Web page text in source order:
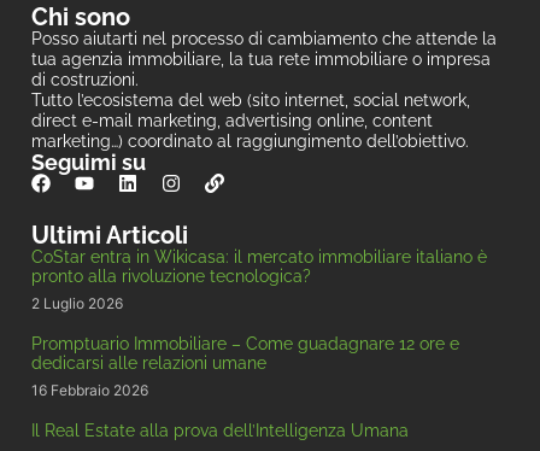
Chi sono
Posso aiutarti nel processo di cambiamento che attende la
tua agenzia immobiliare, la tua rete immobiliare o impresa
di costruzioni.
Tutto l’ecosistema del web (sito internet, social network,
direct e-mail marketing, advertising online, content
marketing…) coordinato al raggiungimento dell’obiettivo.
Seguimi su
Ultimi Articoli
CoStar entra in Wikicasa: il mercato immobiliare italiano è
pronto alla rivoluzione tecnologica?
2 Luglio 2026
Promptuario Immobiliare – Come guadagnare 12 ore e
dedicarsi alle relazioni umane
16 Febbraio 2026
Il Real Estate alla prova dell’Intelligenza Umana